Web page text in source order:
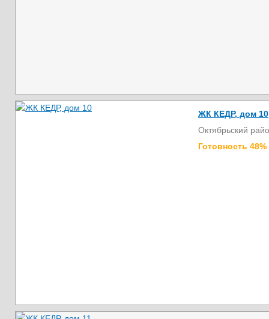
ЖК КЕДР, дом 10
Октябрьский
Готовность 48%